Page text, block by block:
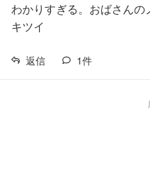
わかりすぎる。おばさんの
キツイ
返信 1件